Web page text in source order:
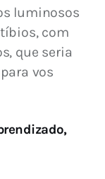
luminosos
com
que seria
vos